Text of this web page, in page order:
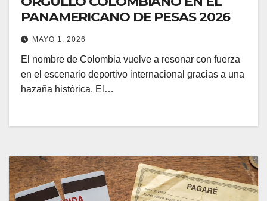
PANAMERICANO DE PESAS 2026
MAYO 1, 2026
El nombre de Colombia vuelve a resonar con fuerza
en el escenario deportivo internacional gracias a una
hazaña histórica. El…